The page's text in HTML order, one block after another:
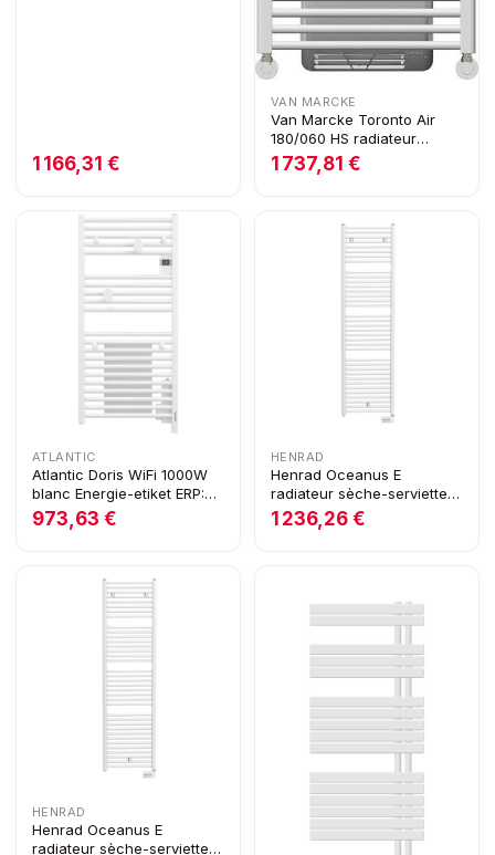
1 166,31 €
VAN MARCKE
Van Marcke Toronto Air
180/060 HS radiateur
sèche-serviettHS avec
booster 1000 W
1 737,81 €
ATLANTIC
Atlantic Doris WiFi 1000W
blanc Energie-etiket ERP:
A+
973,63 €
HENRAD
Henrad Oceanus E
radiateur sèche-serviettes
électrique H1763 x L585
1000W blanc
1 236,26 €
HENRAD
Henrad Oceanus E
radiateur sèche-serviettes